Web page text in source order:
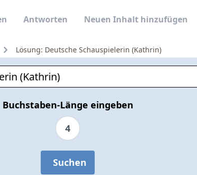
Antworten Neuen Inhalt hinzufügen
Lösung: Deutsche Schauspielerin (Kathrin)
Buchstaben-Länge eingeben
4
Suchen